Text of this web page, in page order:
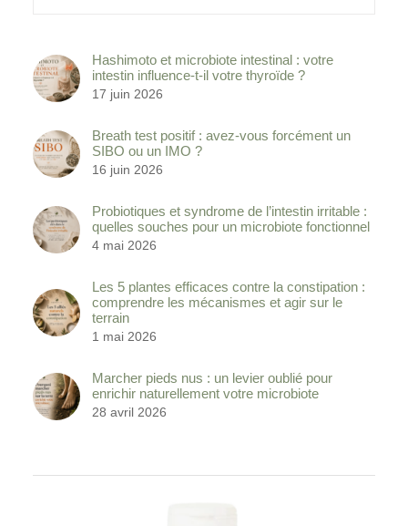
Hashimoto et microbiote intestinal : votre
intestin influence-t-il votre thyroïde ?
17 juin 2026
Breath test positif : avez-vous forcément un
SIBO ou un IMO ?
16 juin 2026
Probiotiques et syndrome de l’intestin irritable :
quelles souches pour un microbiote fonctionnel
4 mai 2026
Les 5 plantes efficaces contre la constipation :
comprendre les mécanismes et agir sur le
terrain
1 mai 2026
Marcher pieds nus : un levier oublié pour
enrichir naturellement votre microbiote
28 avril 2026